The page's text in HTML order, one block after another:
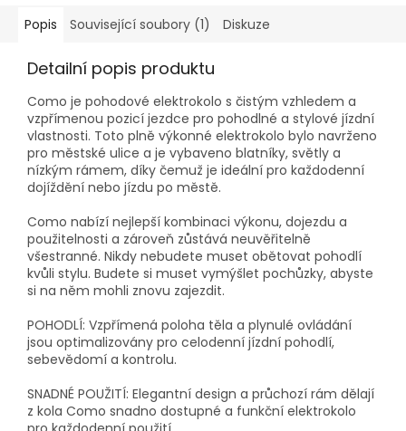
Popis Související soubory (1) Diskuze
Detailní popis produktu
Como je pohodové elektrokolo s čistým vzhledem a
vzpřímenou pozicí jezdce pro pohodlné a stylové jízdní
vlastnosti. Toto plně výkonné elektrokolo bylo navrženo
pro městské ulice a je vybaveno blatníky, světly a
nízkým rámem, díky čemuž je ideální pro každodenní
dojíždění nebo jízdu po městě.
Como nabízí nejlepší kombinaci výkonu, dojezdu a
použitelnosti a zároveň zůstává neuvěřitelně
všestranné. Nikdy nebudete muset obětovat pohodlí
kvůli stylu. Budete si muset vymýšlet pochůzky, abyste
si na něm mohli znovu zajezdit.
POHODLÍ: Vzpřímená poloha těla a plynulé ovládání
jsou optimalizovány pro celodenní jízdní pohodlí,
sebevědomí a kontrolu.
SNADNÉ POUŽITÍ: Elegantní design a průchozí rám dělají
z kola Como snadno dostupné a funkční elektrokolo